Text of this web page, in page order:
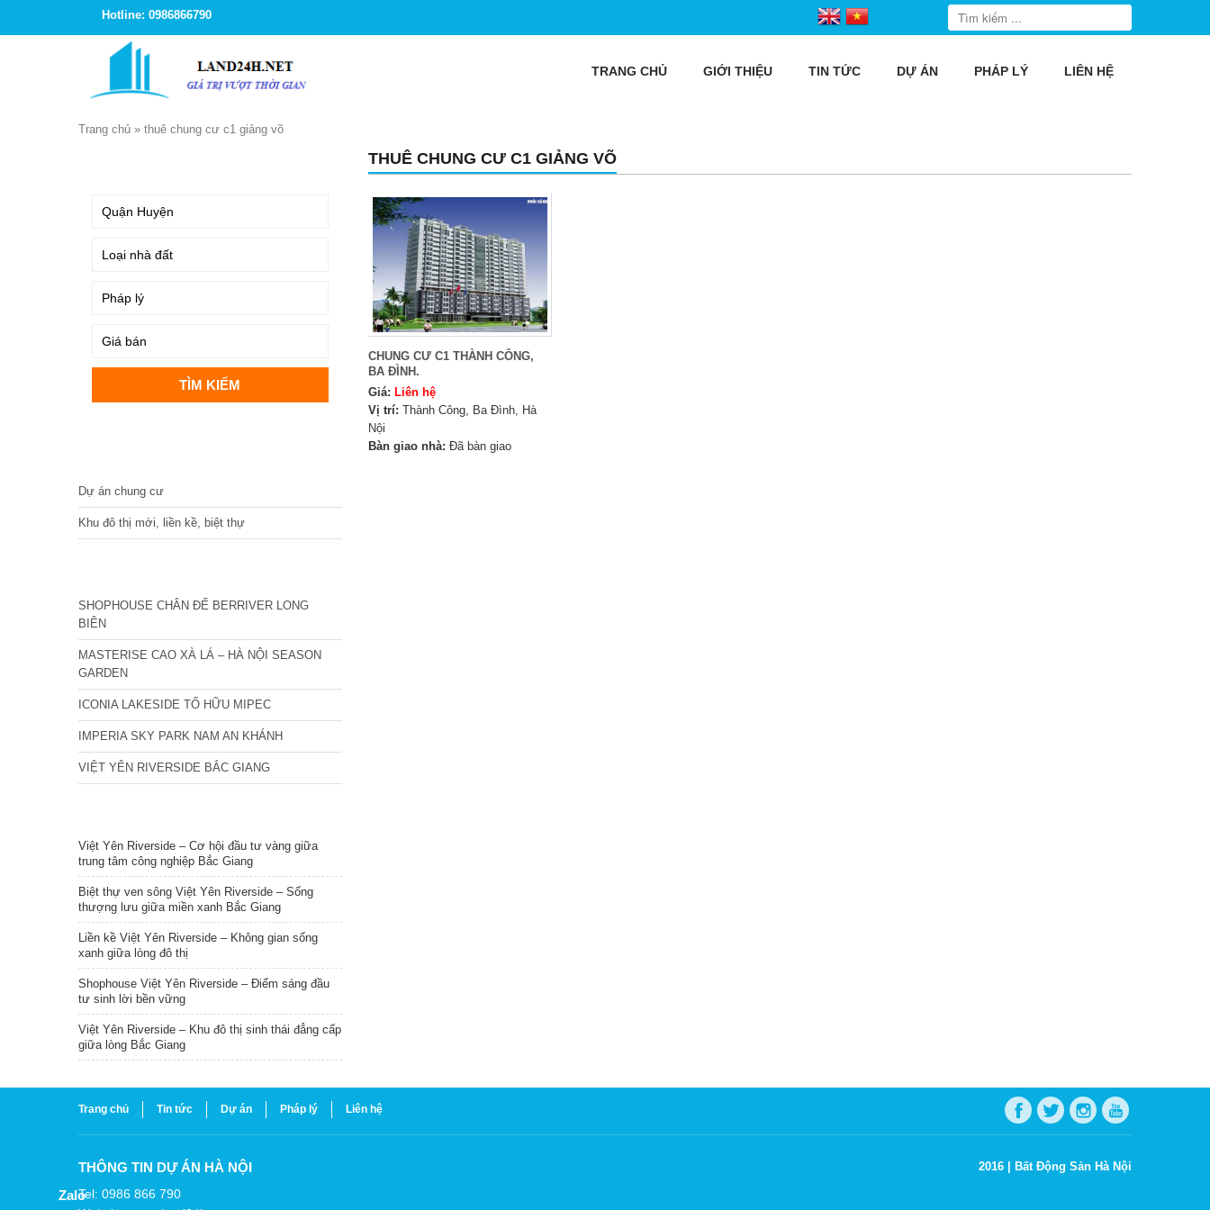
Hotline: 0986866790
TRANG CHỦ GIỚI THIỆU TIN TỨC DỰ ÁN PHÁP LÝ LIÊN HỆ
Trang chủ » thuê chung cư c1 giảng võ
THUÊ CHUNG CƯ C1 GIẢNG VÕ
CHUNG CƯ C1 THÀNH CÔNG,
BA ĐÌNH.
Giá: Liên hệ
Vị trí: Thành Công, Ba Đình, Hà
Nội
Bàn giao nhà: Đã bàn giao
Dự án chung cư
Khu đô thị mới, liền kề, biệt thự
SHOPHOUSE CHÂN ĐẾ BERRIVER LONG
BIÊN
MASTERISE CAO XÀ LÁ – HÀ NỘI SEASON
GARDEN
ICONIA LAKESIDE TỐ HỮU MIPEC
IMPERIA SKY PARK NAM AN KHÁNH
VIỆT YÊN RIVERSIDE BẮC GIANG
Việt Yên Riverside – Cơ hội đầu tư vàng giữa
trung tâm công nghiệp Bắc Giang
Biệt thự ven sông Việt Yên Riverside – Sống
thượng lưu giữa miền xanh Bắc Giang
Liền kề Việt Yên Riverside – Không gian sống
xanh giữa lòng đô thị
Shophouse Việt Yên Riverside – Điểm sáng đầu
tư sinh lời bền vững
Việt Yên Riverside – Khu đô thị sinh thái đẳng cấp
giữa lòng Bắc Giang
Trang chủ Tin tức Dự án Pháp lý Liên hệ
THÔNG TIN DỰ ÁN HÀ NỘI
Tel: 0986 866 790
2016 | Bất Động Sản Hà Nội
Zalo